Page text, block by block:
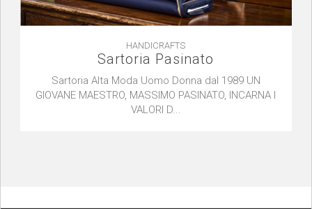
HANDICRAFTS
Sartoria Pasinato
Sartoria Alta Moda Uomo Donna dal 1989 UN
GIOVANE MAESTRO, MASSIMO PASINATO, INCARNA I
VALORI D...